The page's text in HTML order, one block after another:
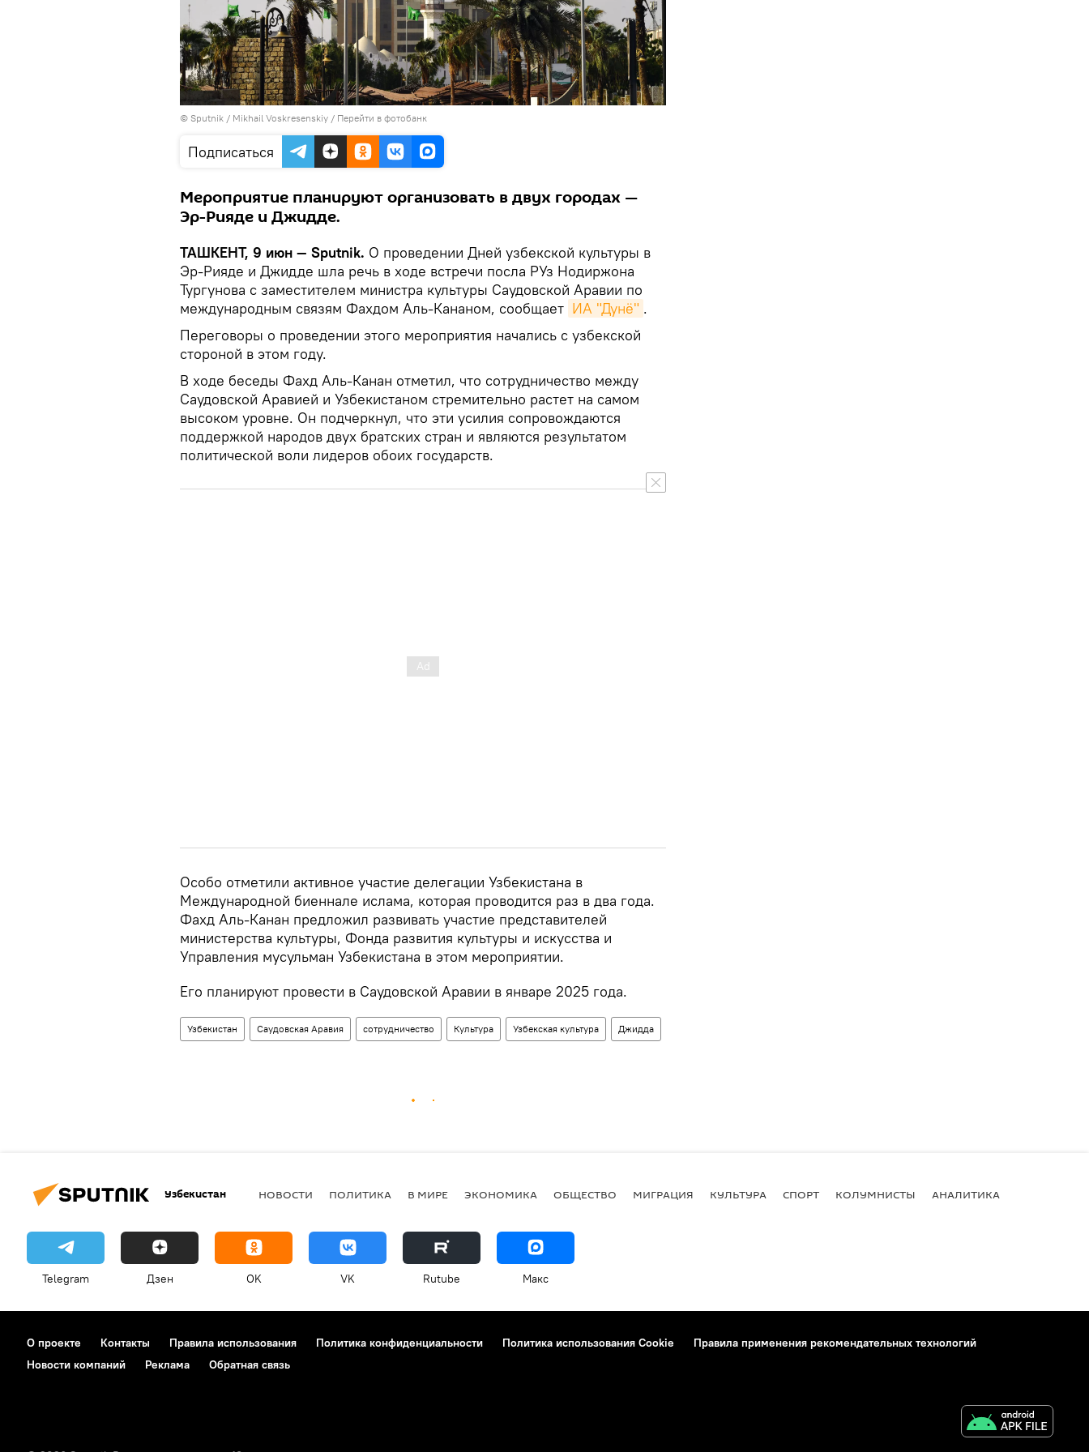
© Sputnik / Mikhail Voskresenskiy / Перейти в фотобанк
Подписаться
Мероприятие планируют организовать в двух городах —
Эр-Рияде и Джидде.
ТАШКЕНТ, 9 июн — Sputnik. О проведении Дней узбекской культуры в
Эр-Рияде и Джидде шла речь в ходе встречи посла РУз Нодиржона
Тургунова с заместителем министра культуры Саудовской Аравии по
международным связям Фахдом Аль-Кананом, сообщает ИА "Дунё" .
Переговоры о проведении этого мероприятия начались с узбекской
стороной в этом году.
В ходе беседы Фахд Аль-Канан отметил, что сотрудничество между
Саудовской Аравией и Узбекистаном стремительно растет на самом
высоком уровне. Он подчеркнул, что эти усилия сопровождаются
поддержкой народов двух братских стран и являются результатом
политической воли лидеров обоих государств.
Особо отметили активное участие делегации Узбекистана в
Международной биеннале ислама, которая проводится раз в два года.
Фахд Аль-Канан предложил развивать участие представителей
министерства культуры, Фонда развития культуры и искусства и
Управления мусульман Узбекистана в этом мероприятии.
Его планируют провести в Саудовской Аравии в январе 2025 года.
Узбекистан Саудовская Аравия сотрудничество Культура Узбекская культура Джидда
Узбекистан НОВОСТИ ПОЛИТИКА В МИРЕ ЭКОНОМИКА ОБЩЕСТВО МИГРАЦИЯ КУЛЬТУРА СПОРТ КОЛУМНИСТЫ АНАЛИТИКА
Telegram Дзен OK VK Rutube Макс
О проекте Контакты Правила использования Политика конфиденциальности Политика использования Cookie
Правила применения рекомендательных технологий
Новости компаний
Реклама Обратная связь